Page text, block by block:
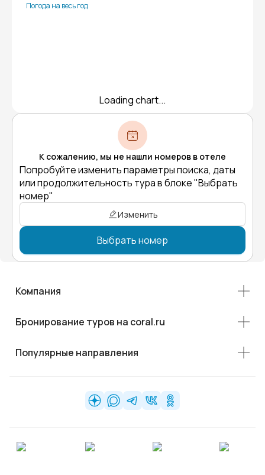
Погода на весь год
Loading chart...
К сожалению, мы не нашли номеров в отеле
Попробуйте изменить параметры поиска, даты
или продолжительность тура в блоке "Выбрать
номер"
Изменить
Выбрать номер
Компания
Бронирование туров на coral.ru
Популярные направления